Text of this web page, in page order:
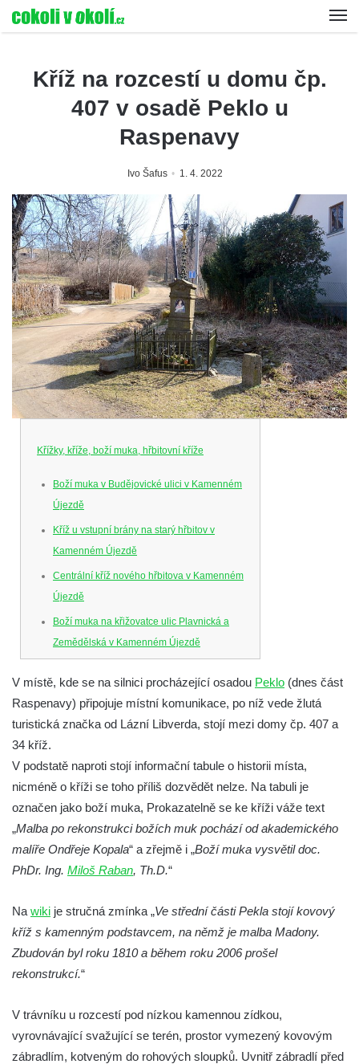
Kříž na rozcestí u domu čp.
407 v osadě Peklo u
Raspenavy
Ivo Šafus 1. 4. 2022
Křížky, kříže, boží muka, hřbitovní kříže
Boží muka v Budějovické ulici v Kamenném
Újezdě
Kříž u vstupní brány na starý hřbitov v
Kamenném Újezdě
Centrální kříž nového hřbitova v Kamenném
Újezdě
Boží muka na křižovatce ulic Plavnická a
Zemědělská v Kamenném Újezdě
v Kamenném Újezdě
Kříž na křižovatce ulic 5. května a Dělnická
Boží muka na křižovatce ulic Latrán a K
Malší ve Velešíně
Centrální kříž hřbitova ve Velešíně
Kříž u kostela svatého Václava ve Velešíně
Kříž u brány na hřbitov ve Velešíně
Kříž u fary v Římově
Kříž u lípy Jana Gurreho v Římově
Boží muka u hřbitova v Římově
Kříž poblíž domu čp. 169 v Plavu
V místě, kde se na silnici procházející osadou Peklo (dnes část
Raspenavy) připojuje místní komunikace, po níž vede žlutá
turistická značka od Lázní Libverda, stojí mezi domy čp. 407 a
34 kříž.
V podstatě naproti stojí informační tabule o historii místa,
nicméně o kříži se toho příliš dozvědět nelze. Na tabuli je
označen jako boží muka, Prokazatelně se ke kříži váže text
„Malba po rekonstrukci božích muk pochází od akademického
malíře Ondřeje Kopala“ a zřejmě i „Boží muka vysvětil doc.
PhDr. Ing. Miloš Raban, Th.D.“
Na wiki je stručná zmínka „Ve střední části Pekla stojí kovový
kříž s kamenným podstavcem, na němž je malba Madony.
Zbudován byl roku 1810 a během roku 2006 prošel
rekonstrukcí.“
V trávníku u rozcestí pod nízkou kamennou zídkou,
vyrovnávající svažující se terén, prostor vymezený kovovým
zábradlím, kotveným do rohových sloupků. Uvnitř zábradlí před